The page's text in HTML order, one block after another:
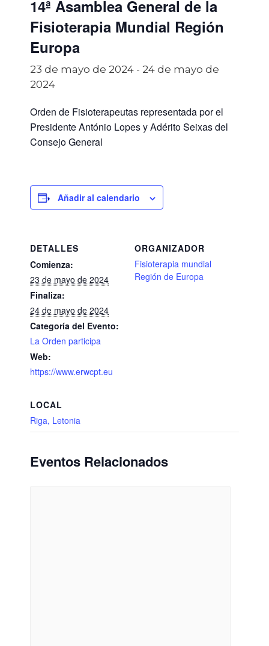
14ª Asamblea General de la
Fisioterapia Mundial Región
Europa
23 de mayo de 2024 - 24 de mayo de
2024
Orden de Fisioterapeutas representada por el
Presidente António Lopes y Adérito Seixas del
Consejo General
Añadir al calendario
DETALLES
Comienza:
23 de mayo de 2024
Finaliza:
24 de mayo de 2024
Categoría del Evento:
La Orden participa
Web:
https://www.erwcpt.eu
ORGANIZADOR
Fisioterapia mundial
Región de Europa
LOCAL
Riga, Letonia
Eventos Relacionados